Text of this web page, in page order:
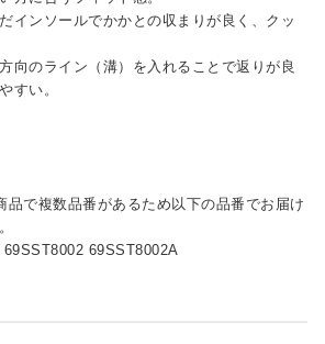
インソールでかかとの収まりが良く、クッ
向のライン（溝）を入れることで返りが良
すい。
品で複数品番があるため以下の品番でお届け
69SST8002A